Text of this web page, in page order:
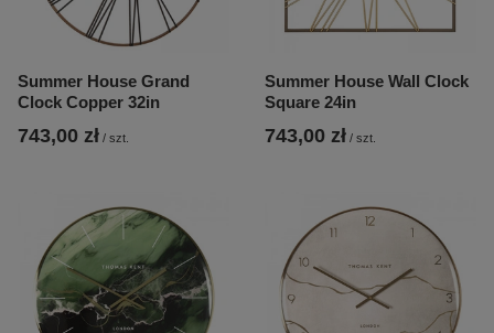
Summer House Grand
Clock Copper 32in
743,00 zł / szt.
Summer House Wall Clock
Square 24in
743,00 zł / szt.